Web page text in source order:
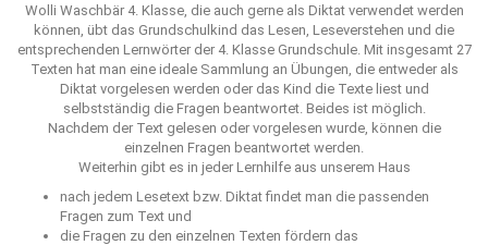
Wolli Waschbär 4. Klasse, die auch gerne als Diktat verwendet werden
können, übt das Grundschulkind das Lesen, Leseverstehen und die
entsprechenden Lernwörter der 4. Klasse Grundschule. Mit insgesamt 27
Texten hat man eine ideale Sammlung an Übungen, die entweder als
Diktat vorgelesen werden oder das Kind die Texte liest und
selbstständig die Fragen beantwortet. Beides ist möglich.
Nachdem der Text gelesen oder vorgelesen wurde, können die
einzelnen Fragen beantwortet werden.
Weiterhin gibt es in jeder Lernhilfe aus unserem Haus
nach jedem Lesetext bzw. Diktat findet man die passenden
Fragen zum Text und
die Fragen zu den einzelnen Texten fördern das